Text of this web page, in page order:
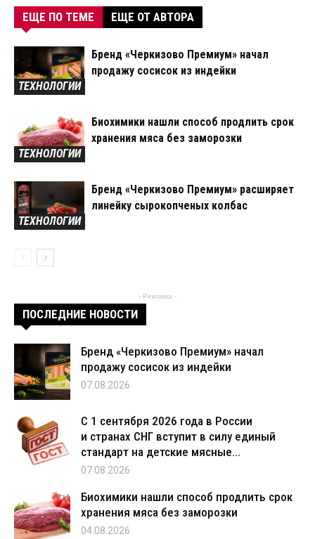
ЕЩЕ ПО ТЕМЕ ЕЩЕ ОТ АВТОРА
ТЕХНОЛОГИИ
Бренд «Черкизово Премиум» начал
продажу сосисок из индейки
ТЕХНОЛОГИИ
Биохимики нашли способ продлить срок
хранения мяса без заморозки
ТЕХНОЛОГИИ
Бренд «Черкизово Премиум» расширяет
линейку сырокопченых колбас
- Реклама -
ПОСЛЕДНИЕ НОВОСТИ
Бренд «Черкизово Премиум» начал
продажу сосисок из индейки
07.08.2026
С 1 сентября 2026 года в России
и странах СНГ вступит в силу единый
стандарт на детские мясные...
07.08.2026
Биохимики нашли способ продлить срок
хранения мяса без заморозки
04.08.2026